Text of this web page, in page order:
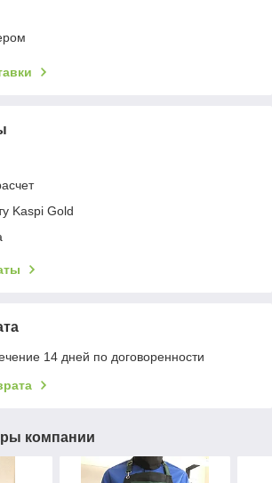
Kaspi Gold
14 дней по договоренности
компании